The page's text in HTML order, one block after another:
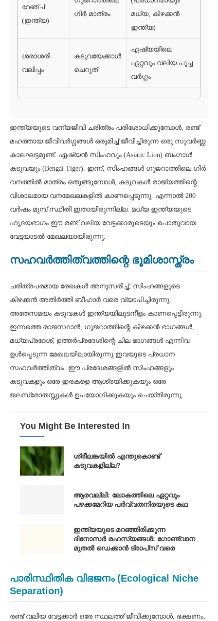
റേഞ്ച്
(ഇന്ത്യ)
ഗിർ മാത്രം
മധ്യ, കിഴക്കൻ
ഇന്ത്യ)
ശരാശരി
വലിപ്പം
കടുവയേക്കാൾ
ചെറുത്
ഏഷ്യയിലെ
ഏറ്റവും വലിയ പൂച്ച
വർഗ്ഗം
ഇന്ത്യയുടെ വന്യജീവി ചരിത്രം പരിശോധിക്കുമ്പോൾ, രണ്ട്
മഹത്തായ ജീവിവർഗ്ഗങ്ങൾ ഒരുമിച്ച് ജീവിച്ചിരുന്ന ഒരു സുവർണ്ണ
കാലഘട്ടമുണ്ട്: ഏഷ്യൻ സിംഹവും (Asiatic Lion) ബംഗാൾ
കടുവയും (Bengal Tiger). ഇന്ന്, സിംഹങ്ങൾ ഗുജറാത്തിലെ ഗിർ
വനത്തിൽ മാത്രം ഒതുങ്ങുമ്പോൾ, കടുവകൾ രാജ്യത്തിന്റെ
വിശാലമായ വനമേഖലകളിൽ കാണപ്പെടുന്നു. എന്നാൽ 200
വർഷം മുമ്പ് സ്ഥിതി ഇതായിരുന്നില്ല. മധ്യ ഇന്ത്യയുടെ
ഹൃദയഭാഗം ഈ രണ്ട് വലിയ വേട്ടക്കാരുടെയും പൊതുവായ
വേട്ടയാടൽ മേഖലയായിരുന്നു.
സഹവർത്തിത്വത്തിന്റെ ഭൂമിശാസ്ത്രം
ചരിത്രപരമായ രേഖകൾ അനുസരിച്ച്, സിംഹങ്ങളുടെ
കിഴക്കൻ അതിർത്തി ബീഹാർ വരെ വ്യാപിച്ചിരുന്നു.
അതേസമയം കടുവകൾ ഇന്ത്യയിലുടനീളം കാണപ്പെട്ടിരുന്നു.
ഇന്നത്തെ രാജസ്ഥാൻ, ഗുജറാത്തിന്റെ കിഴക്കൻ ഭാഗങ്ങൾ,
മധ്യപ്രദേശ്, ഉത്തർപ്രദേശിന്റെ ചില ഭാഗങ്ങൾ എന്നിവ
ഉൾപ്പെടുന്ന മേഖലയിലായിരുന്നു ഇവയുടെ പ്രധാന
സഹവർത്തിത്വം. ഈ പ്രദേശങ്ങളിൽ സിംഹങ്ങളും
കടുവകളും ഒരേ ഇരകളെ ആശ്രയിക്കുകയും ഒരേ
ജലസ്രോതസ്സുകൾ ഉപയോഗിക്കുകയും ചെയ്തിരുന്നു.
You Might Be Interested In
ശ്രീലങ്കയിൽ എന്തുകൊണ്ട്
കടുവകളില്ല?
ആരവല്ലി: ലോകത്തിലെ ഏറ്റവും
പഴക്കമേറിയ പർവ്വതനിരയുടെ കഥ
ഇന്ത്യയുടെ മറഞ്ഞിരിക്കുന്ന
ദിനോസർ രഹസ്യങ്ങൾ: ഗോണ്ട്വാന
മുതൽ ഡെക്കാൻ ട്രാപ്‌സ് വരെ
പാരിസ്ഥിതിക വിഭജനം (Ecological Niche
Separation)
രണ്ട് വലിയ വേട്ടക്കാർ ഒരേ സ്ഥലത്ത് ജീവിക്കുമ്പോൾ, ഭക്ഷണം,